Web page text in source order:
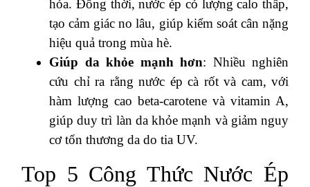
hóa. Đồng thời, nước ép có lượng calo thấp,
tạo cảm giác no lâu, giúp kiểm soát cân nặng
hiệu quả trong mùa hè.
Giúp da khỏe mạnh hơn: Nhiều nghiên
cứu chỉ ra rằng nước ép cà rốt và cam, với
hàm lượng cao beta-carotene và vitamin A,
giúp duy trì làn da khỏe mạnh và giảm nguy
cơ tổn thương da do tia UV.
Top 5 Công Thức Nước Ép